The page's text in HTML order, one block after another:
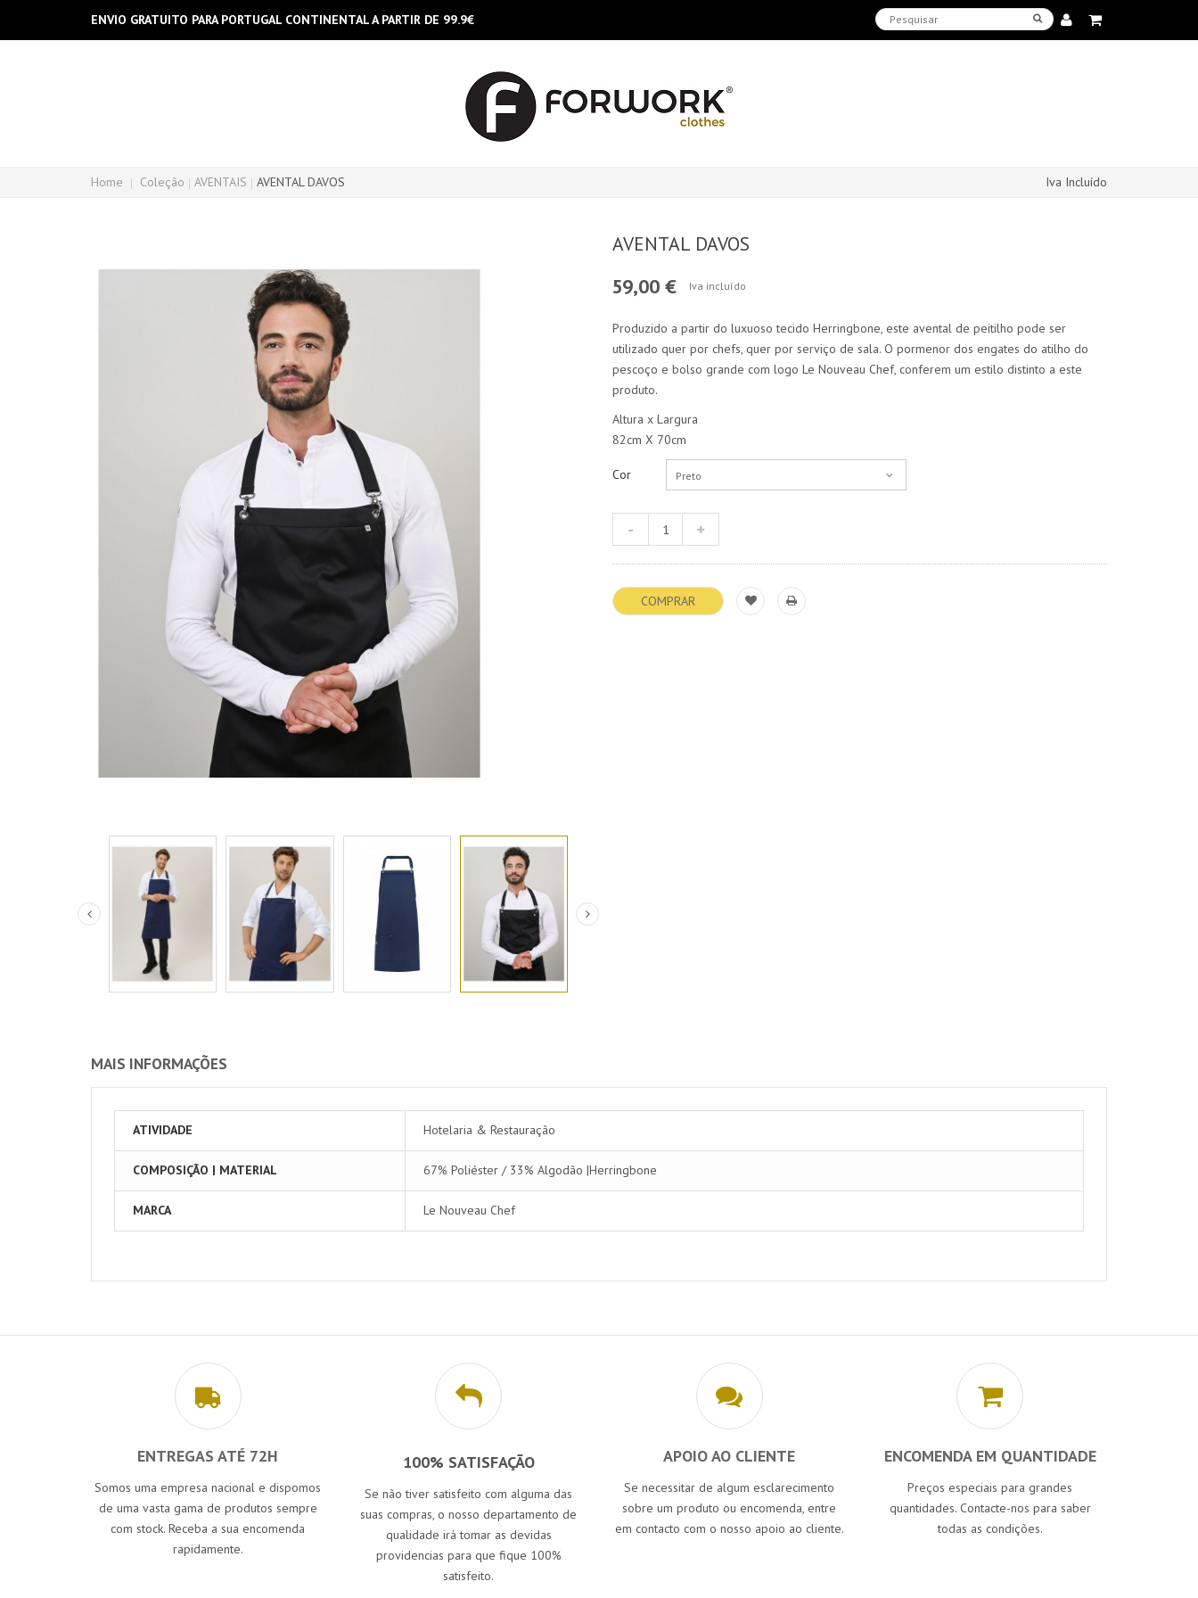
ENVIO GRATUITO PARA PORTUGAL CONTINENTAL A PARTIR DE 99.9€
Home Coleção AVENTAIS AVENTAL DAVOS Iva Incluído
AVENTAL DAVOS
59,00 €
Iva incluído
Produzido a partir do luxuoso tecido Herringbone, este avental de peitilho pode ser
utilizado quer por chefs, quer por serviço de sala. O pormenor dos engates do atilho do
pescoço e bolso grande com logo Le Nouveau Chef, conferem um estilo distinto a este
produto.
Altura x Largura
82cm X 70cm
Cor Preto
COMPRAR
MAIS INFORMAÇÕES
ATIVIDADE Hotelaria & Restauração
COMPOSIÇÃO | MATERIAL 67% Poliéster / 33% Algodão |Herringbone
MARCA Le Nouveau Chef
ENTREGAS ATÉ 72H
Somos uma empresa nacional e dispomos
de uma vasta gama de produtos sempre
com stock. Receba a sua encomenda
rapidamente.
100% SATISFAÇÃO
Se não tiver satisfeito com alguma das
suas compras, o nosso departamento de
qualidade irá tomar as devidas
providencias para que fique 100%
satisfeito.
APOIO AO CLIENTE
Se necessitar de algum esclarecimento
sobre um produto ou encomenda, entre
em contacto com o nosso apoio ao cliente.
ENCOMENDA EM QUANTIDADE
Preços especiais para grandes
quantidades. Contacte-nos para saber
todas as condições.